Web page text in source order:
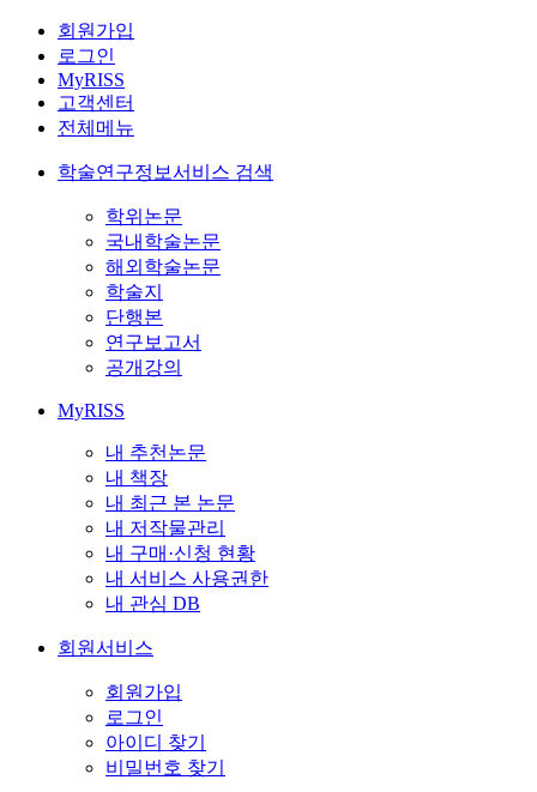
회원가입
로그인
MyRISS
고객센터
전체메뉴
학술연구정보서비스 검색
학위논문
국내학술논문
해외학술논문
학술지
단행본
연구보고서
공개강의
MyRISS
내 추천논문
내 책장
내 최근 본 논문
내 저작물관리
내 구매·신청 현황
내 서비스 사용권한
내 관심 DB
회원서비스
회원가입
로그인
아이디 찾기
비밀번호 찾기